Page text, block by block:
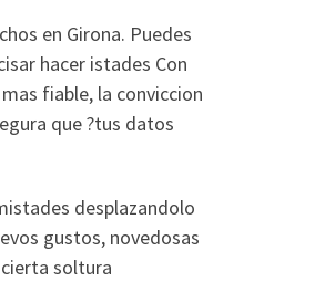
en Girona. Puedes
hacer istades Con
fiable, la conviccion
que ?tus datos
desplazandolo
gustos, novedosas
soltura